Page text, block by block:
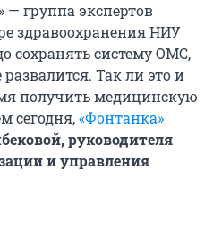
— группа экспертов
здравоохранения НИУ
сохранять систему ОМС,
Так ли это и
получить медицинскую
сегодня,«Фонтанка»
руководителя
и управления